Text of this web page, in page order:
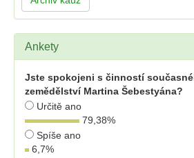
Ankety
Jste spokojeni s činností
zemědělství Martina Šebestyána?
Určitě ano
79,38%
Spíše ano
6,7%